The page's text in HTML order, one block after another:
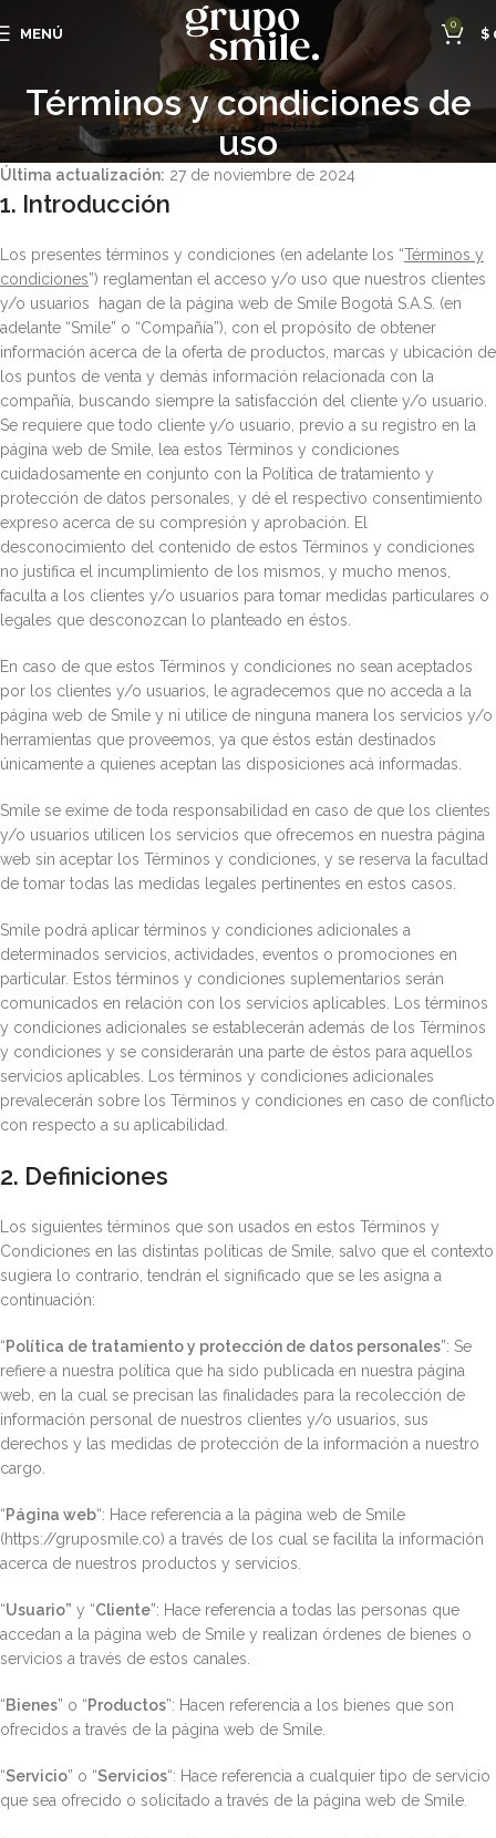
MENÚ
0
$
Términos y condiciones de
uso
Última actualización: 27 de noviembre de 2024
1. Introducción
Los presentes términos y condiciones (en adelante los “Términos y
condiciones”) reglamentan el acceso y/o uso que nuestros clientes
y/o usuarios hagan de la página web de Smile Bogotá S.A.S. (en
adelante “Smile” o “Compañía”), con el propósito de obtener
información acerca de la oferta de productos, marcas y ubicación de
los puntos de venta y demás información relacionada con la
compañía, buscando siempre la satisfacción del cliente y/o usuario.
Se requiere que todo cliente y/o usuario, previo a su registro en la
página web de Smile, lea estos Términos y condiciones
cuidadosamente en conjunto con la Política de tratamiento y
protección de datos personales, y dé el respectivo consentimiento
expreso acerca de su compresión y aprobación. El
desconocimiento del contenido de estos Términos y condiciones
no justifica el incumplimiento de los mismos, y mucho menos,
faculta a los clientes y/o usuarios para tomar medidas particulares o
legales que desconozcan lo planteado en éstos.
En caso de que estos Términos y condiciones no sean aceptados
por los clientes y/o usuarios, le agradecemos que no acceda a la
página web de Smile y ni utilice de ninguna manera los servicios y/o
herramientas que proveemos, ya que éstos están destinados
únicamente a quienes aceptan las disposiciones acá informadas.
Smile se exime de toda responsabilidad en caso de que los clientes
y/o usuarios utilicen los servicios que ofrecemos en nuestra página
web sin aceptar los Términos y condiciones, y se reserva la facultad
de tomar todas las medidas legales pertinentes en estos casos.
Smile podrá aplicar términos y condiciones adicionales a
determinados servicios, actividades, eventos o promociones en
particular. Estos términos y condiciones suplementarios serán
comunicados en relación con los servicios aplicables. Los términos
y condiciones adicionales se establecerán además de los Términos
y condiciones y se considerarán una parte de éstos para aquellos
servicios aplicables. Los términos y condiciones adicionales
prevalecerán sobre los Términos y condiciones en caso de conflicto
con respecto a su aplicabilidad.
2. Definiciones
Los siguientes términos que son usados en estos Términos y
Condiciones en las distintas políticas de Smile, salvo que el contexto
sugiera lo contrario, tendrán el significado que se les asigna a
continuación:
“Política de tratamiento y protección de datos personales”: Se
refiere a nuestra política que ha sido publicada en nuestra página
web, en la cual se precisan las finalidades para la recolección de
información personal de nuestros clientes y/o usuarios, sus
derechos y las medidas de protección de la información a nuestro
cargo.
“Página web“: Hace referencia a la página web de Smile
(https://gruposmile.co) a través de los cual se facilita la información
acerca de nuestros productos y servicios.
“Usuario” y “Cliente”: Hace referencia a todas las personas que
accedan a la página web de Smile y realizan órdenes de bienes o
servicios a través de estos canales.
“Bienes” o “Productos”: Hacen referencia a los bienes que son
ofrecidos a través de la página web de Smile.
“Servicio” o “Servicios“: Hace referencia a cualquier tipo de servicio
que sea ofrecido o solicitado a través de la página web de Smile.